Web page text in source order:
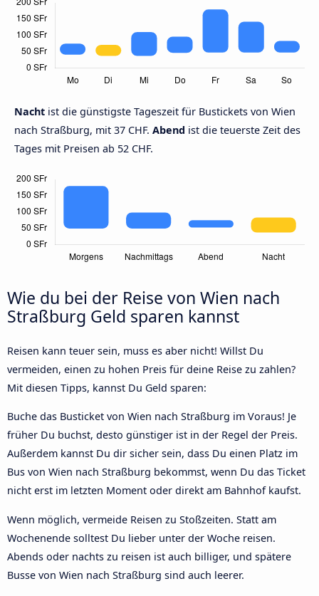
Nacht ist die günstigste Tageszeit für Bustickets von Wien
nach Straßburg, mit 37 CHF. Abend ist die teuerste Zeit des
Tages mit Preisen ab 52 CHF.
Wie du bei der Reise von Wien nach
Straßburg Geld sparen kannst
Reisen kann teuer sein, muss es aber nicht! Willst Du
vermeiden, einen zu hohen Preis für deine Reise zu zahlen?
Mit diesen Tipps, kannst Du Geld sparen:
Buche das Busticket von Wien nach Straßburg im Voraus! Je
früher Du buchst, desto günstiger ist in der Regel der Preis.
Außerdem kannst Du dir sicher sein, dass Du einen Platz im
Bus von Wien nach Straßburg bekommst, wenn Du das Ticket
nicht erst im letzten Moment oder direkt am Bahnhof kaufst.
Wenn möglich, vermeide Reisen zu Stoßzeiten. Statt am
Wochenende solltest Du lieber unter der Woche reisen.
Abends oder nachts zu reisen ist auch billiger, und spätere
Busse von Wien nach Straßburg sind auch leerer.